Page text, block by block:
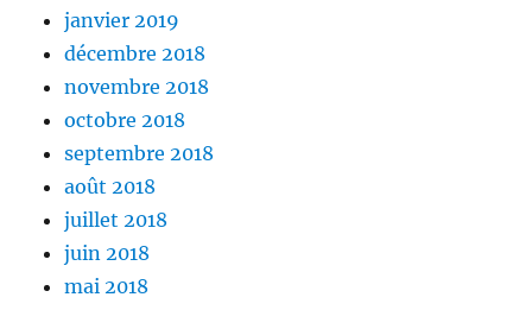
janvier 2019
décembre 2018
novembre 2018
octobre 2018
septembre 2018
août 2018
juillet 2018
juin 2018
mai 2018